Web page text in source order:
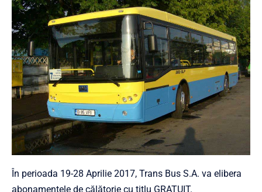
În perioada 19-28 Aprilie 2017, Trans Bus S.A. va elibera
abonamentele de călătorie cu titlu GRATUIT.